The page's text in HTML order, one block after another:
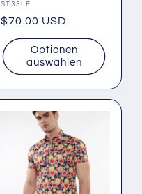
Anbieter:
ST33LE
Normaler
Preis
$70.00 USD
Optionen
auswählen